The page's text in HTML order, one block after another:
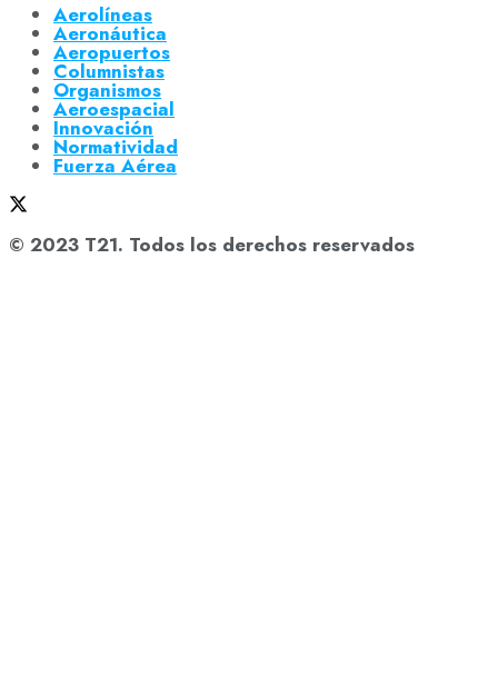
Aerolíneas
Aeronáutica
Aeropuertos
Columnistas
Organismos
Aeroespacial
Innovación
Normatividad
Fuerza Aérea
© 2023 T21. Todos los derechos reservados